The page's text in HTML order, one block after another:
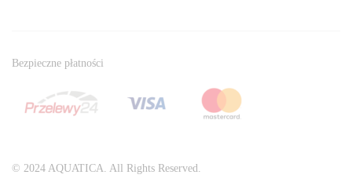
© 2024 AQUATICA. All Rights Reserved.
Bezpieczne płatności